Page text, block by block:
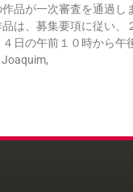
品が一次審査を通過し
は、募集要項に従い、
日の午前１０時から午